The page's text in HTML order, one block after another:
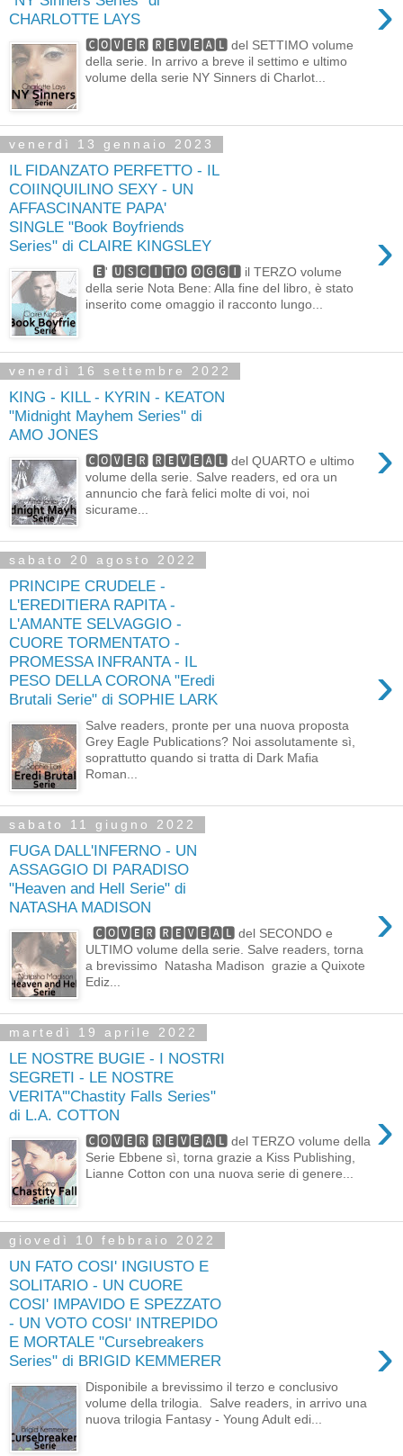
CHARLOTTE LAYS
›
🅲🅾🆅🅴🆁 🆁🅴🆅🅴🅰🅻 del SETTIMO volume
della serie. In arrivo a breve il settimo e ultimo
volume della serie NY Sinners di Charlot...
venerdì 13 gennaio 2023
IL FIDANZATO PERFETTO - IL
COIINQUILINO SEXY - UN
AFFASCINANTE PAPA'
SINGLE "Book Boyfriends
Series" di CLAIRE KINGSLEY
›
🅴' 🆄🆂🅲🅸🆃🅾 🅾🅶🅶🅸 il TERZO volume
della serie Nota Bene: Alla fine del libro, è stato
inserito come omaggio il racconto lungo...
venerdì 16 settembre 2022
KING - KILL - KYRIN - KEATON
"Midnight Mayhem Series" di
AMO JONES
›
🅲🅾🆅🅴🆁 🆁🅴🆅🅴🅰🅻 del QUARTO e ultimo
volume della serie. Salve readers, ed ora un
annuncio che farà felici molte di voi, noi
sicurame...
sabato 20 agosto 2022
PRINCIPE CRUDELE -
L'EREDITIERA RAPITA -
L'AMANTE SELVAGGIO -
CUORE TORMENTATO -
PROMESSA INFRANTA - IL
PESO DELLA CORONA "Eredi
Brutali Serie" di SOPHIE LARK
›
Salve readers, pronte per una nuova proposta
Grey Eagle Publications? Noi assolutamente sì,
soprattutto quando si tratta di Dark Mafia
Roman...
sabato 11 giugno 2022
FUGA DALL'INFERNO - UN
ASSAGGIO DI PARADISO
"Heaven and Hell Serie" di
NATASHA MADISON
›
🅲🅾🆅🅴🆁 🆁🅴🆅🅴🅰🅻 del SECONDO e
ULTIMO volume della serie. Salve readers, torna
a brevissimo Natasha Madison grazie a Quixote
Ediz...
martedì 19 aprile 2022
LE NOSTRE BUGIE - I NOSTRI
SEGRETI - LE NOSTRE
VERITA'"Chastity Falls Series"
di L.A. COTTON
›
🅲🅾🆅🅴🆁 🆁🅴🆅🅴🅰🅻 del TERZO volume della
Serie Ebbene sì, torna grazie a Kiss Publishing,
Lianne Cotton con una nuova serie di genere...
giovedì 10 febbraio 2022
UN FATO COSI' INGIUSTO E
SOLITARIO - UN CUORE
COSI' IMPAVIDO E SPEZZATO
- UN VOTO COSI' INTREPIDO
E MORTALE "Cursebreakers
Series" di BRIGID KEMMERER
›
Disponibile a brevissimo il terzo e conclusivo
volume della trilogia. Salve readers, in arrivo una
nuova trilogia Fantasy - Young Adult edi...